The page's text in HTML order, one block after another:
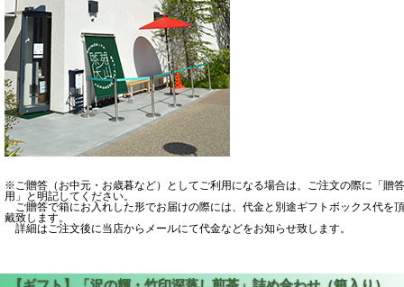
※ご贈答（お中元・お歳暮など）としてご利用になる場合は、ご注文の際に「贈答
用」と明記してください。
ご贈答で箱にお入れした形でお届けの際には、代金と別途ギフトボックス代を頂
戴致します。
詳細はご注文後に当店からメールにて代金などをお知らせ致します。